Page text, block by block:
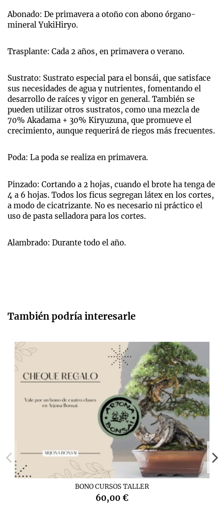
Abonado: De primavera a otoño con abono órgano-
mineral YukiHiryo.
Trasplante: Cada 2 años, en primavera o verano.
Sustrato: Sustrato especial para el bonsái, que satisface
sus necesidades de agua y nutrientes, fomentando el
desarrollo de raíces y vigor en general. También se
pueden utilizar otros sustratos, como una mezcla de
70% Akadama + 30% Kiryuzuna, que promueve el
crecimiento, aunque requerirá de riegos más frecuentes.
Poda: La poda se realiza en primavera.
Pinzado: Cortando a 2 hojas, cuando el brote ha tenga de
4 a 6 hojas. Todos los ficus segregan látex en los cortes,
a modo de cicatrizante. No es necesario ni práctico el
uso de pasta selladora para los cortes.
Alambrado: Durante todo el año.
También podría interesarle
BONO CURSOS TALLER
60,00 €